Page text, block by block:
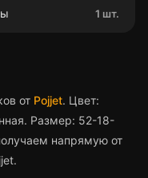
1 шт.
от Pojjet. Цвет:
Размер: 52-18-
напрямую от